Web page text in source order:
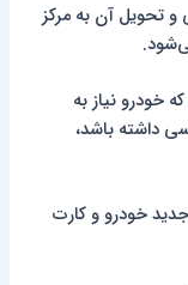
و تحویل آن به مرکز
خودرو نیاز به
داشته باشد،
خودرو و کارت